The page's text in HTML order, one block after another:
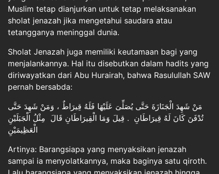
Muslim tetap dianjurkan untuk tetap melaksanakan
sholat jenazah jika mengetahui saudara atau
tetangganya meninggal dunia.
Sholat Jenazah juga memiliki keutamaan bagi yang
menjalankannya. Hal itu disebutkan dalam hadits yang
diriwayatkan dari Abu Hurairah, bahwa Rasulullah SAW
pernah bersabda:
مَنْ شَهِدَ الْجَنَازَةَ حَتَّى يُصَلِّىَ عَلَيْهَا فَلَهُ قِيرَاطٌ ، وَمَنْ شَهِدَ حَتَّى
تُدْفَنَ كَانَ لَهُ قِيرَاطَانِ . قِيلَ وَمَا الْقِيرَاطَانِ قَالَ مِثْلُ الْجَبَلَيْنِ
الْعَظِيمَيْنِ
Artinya: Barangsiapa yang menyaksikan jenazah
sampai ia menyolatkannya, maka baginya satu qiroth.